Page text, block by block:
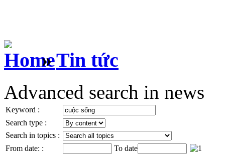
» Tin tức
Advanced search in news
Keyword :
Search type :
Search in topics :
From date: :
To date